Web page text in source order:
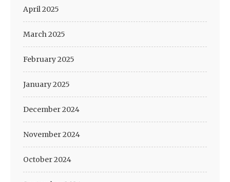
April 2025
March 2025
February 2025
January 2025
December 2024
November 2024
October 2024